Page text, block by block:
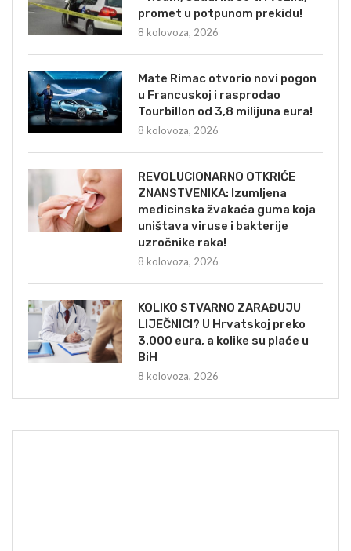
promet u potpunom prekidu!
8 kolovoza, 2026
Mate Rimac otvorio novi pogon
u Francuskoj i rasprodao
Tourbillon od 3,8 milijuna eura!
8 kolovoza, 2026
REVOLUCIONARNO OTKRIĆE
ZNANSTVENIKA: Izumljena
medicinska žvakaća guma koja
uništava viruse i bakterije
uzročnike raka!
8 kolovoza, 2026
KOLIKO STVARNO ZARAĐUJU
LIJEČNICI? U Hrvatskoj preko
3.000 eura, a kolike su plaće u
BiH
8 kolovoza, 2026